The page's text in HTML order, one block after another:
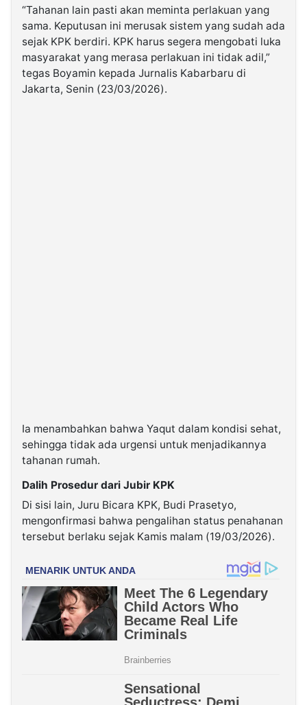
“Tahanan lain pasti akan meminta perlakuan yang
sama. Keputusan ini merusak sistem yang sudah ada
sejak KPK berdiri. KPK harus segera mengobati luka
masyarakat yang merasa perlakuan ini tidak adil,”
tegas Boyamin kepada Jurnalis Kabarbaru di
Jakarta, Senin (23/03/2026).
Ia menambahkan bahwa Yaqut dalam kondisi sehat,
sehingga tidak ada urgensi untuk menjadikannya
tahanan rumah.
Dalih Prosedur dari Jubir KPK
Di sisi lain, Juru Bicara KPK, Budi Prasetyo,
mengonfirmasi bahwa pengalihan status penahanan
tersebut berlaku sejak Kamis malam (19/03/2026).